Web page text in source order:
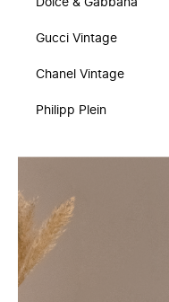
Gucci Vintage
Chanel Vintage
Philipp Plein